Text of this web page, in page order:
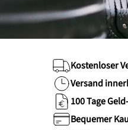
Kostenloser
Versand
100 Tage
Bequemer